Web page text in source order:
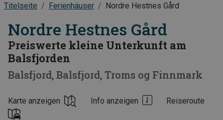
Titelseite Ferienhäuser Nordre Hestnes Gård
Nordre Hestnes Gård
Preiswerte kleine Unterkunft am
Balsfjorden
Balsfjord Balsfjord Troms og Finnmark
Karte anzeigen Info anzeigen Reiseroute